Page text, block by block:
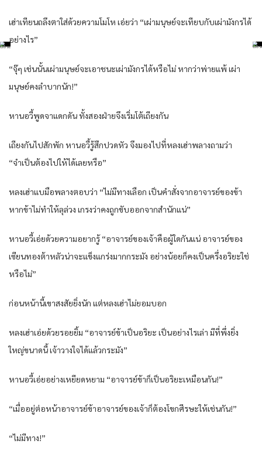
เฮ่าเทียนถลึงตาใส่ด้วยความโมโห เอ่ยว่า “เผ่ามนุษย์จะเทียบกับเผ่ามังกรได้
อย่างไร”
“จุ๊ๆ เช่นนั้นเผ่ามนุษย์จะเอาชนะเผ่ามังกรได้หรือไม่ หากว่าพ่ายแพ้ เผ่า
มนุษย์คงลำบากนัก!”
หานอวี้พูดจาแดกดัน ทั้งสองฝ่ายจึงเริ่มโต้เถียงกัน
เถียงกันไปสักพัก หานอวี้รู้สึกปวดหัว จึงมองไปที่หลงเฮ่าพลางถามว่า
“จำเป็นต้องไปให้ได้เลยหรือ”
หลงเฮ่าแบมือพลางตอบว่า “ไม่มีทางเลือก เป็นคำสั่งจากอาจารย์ของข้า
หากข้าไม่ทำให้ลุล่วง เกรงว่าคงถูกขับออกจากสำนักแน่”
หานอวี้เอ่ยด้วยความอยากรู้ “อาจารย์ของเจ้าคือผู้ใดกันแน่ อาจารย์ของ
เซียนทองต้าหลัวน่าจะแข็งแกร่งมากกระมัง อย่างน้อยก็คงเป็นครึ่งอริยะใช่
หรือไม่”
ก่อนหน้านี้เขาสงสัยยิ่งนัก แต่หลงเฮ่าไม่ยอมบอก
หลงเฮ่าเอ่ยด้วยรอยยิ้ม “อาจารย์ข้าเป็นอริยะ เป็นอย่างไรเล่า มีที่พึ่งยิ่ง
ใหญ่ขนาดนี้ เจ้าวางใจได้แล้วกระมัง”
หานอวี้เอ่ยอย่างเหยียดหยาม “อาจารย์ข้าก็เป็นอริยะเหมือนกัน!”
“เมื่ออยู่ต่อหน้าอาจารย์ข้าอาจารย์ของเจ้าก็ต้องโขกศีรษะให้เช่นกัน!”
“ไม่มีทาง!”